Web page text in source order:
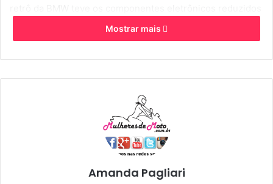
Mostrar mais
Amanda Pagliari